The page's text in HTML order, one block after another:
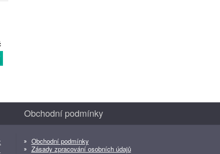
Obchodní podmínky
Obchodní podmínky
Zásady zpracování osobních údajů